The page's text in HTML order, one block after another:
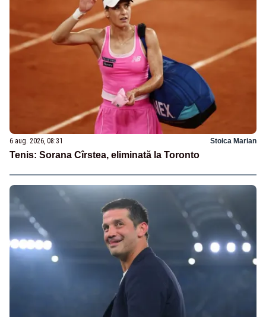
6 aug. 2026, 08:31 Stoica Marian
Tenis: Sorana Cîrstea, eliminată la Toronto